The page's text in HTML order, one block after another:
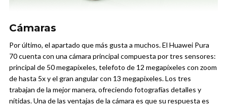
Cámaras
Por último, el apartado que más gusta a muchos. El Huawei Pura
70 cuenta con una cámara principal compuesta por tres sensores:
principal de 50 megapíxeles, telefoto de 12 megapíxeles con zoom
de hasta 5x y el gran angular con 13 megapíxeles. Los tres
trabajan de la mejor manera, ofreciendo fotografías detalles y
nítidas.Una de las ventajas de la cámara es que su respuesta es